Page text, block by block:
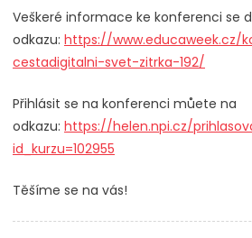
Veškeré informace ke konferenci se
odkazu: https://www.educaweek.cz/
cestadigitalni-svet-zitrka-192/
Přihlásit se na konferenci můete na
odkazu: https://helen.npi.cz/
id_kurzu=102955
Těšíme se na vás!